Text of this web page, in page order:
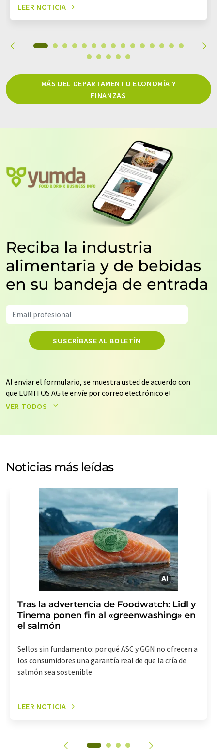
LEER NOTICIA
MÁS DEL DEPARTAMENTO ECONOMÍA Y
FINANZAS
Reciba la industria
alimentaria y de bebidas
en su bandeja de entrada
SUSCRÍBASE AL BOLETÍN
Al enviar el formulario, se muestra usted de acuerdo con
que LUMITOS AG le envíe por correo electrónico el
boletín o boletines seleccionados anteriormente. Sus
de nuestrapolítica de protección de datos. LUMITOS
electrónico a efectos publicitarios o de investigación de
mercado y opinión. Puede revocar en todo momento su
de indicar los motivos informando por correo postal a
LUMITOS AG, Ernst-Augustin-Str. 2, 12489 Berlín
(Alemania) o por correo electrónico a
revoke@lumitos.com. Además, en cada correo
electrónico se incluye un enlace para anular la
suscripción al boletín informativo correspondiente.
VER TODOS
Noticias más leídas
Tras la advertencia de Foodwatch: Lidl y
Tinema ponen fin al «greenwashing» en
el salmón
Sellos sin fundamento: por qué ASC y GGN no ofrecen a
los consumidores una garantía real de que la cría de
salmón sea sostenible
LEER NOTICIA